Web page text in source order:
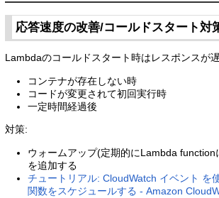
応答速度の改善/コールドスタート対
Lambdaのコールドスタート時はレスポンスが遅
コンテナが存在しない時
コードが変更されて初回実行時
一定時間経過後
対策:
ウォームアップ(定期的にLambda function
を追加する
チュートリアル: CloudWatch イベント を
関数をスケジュールする - Amazon